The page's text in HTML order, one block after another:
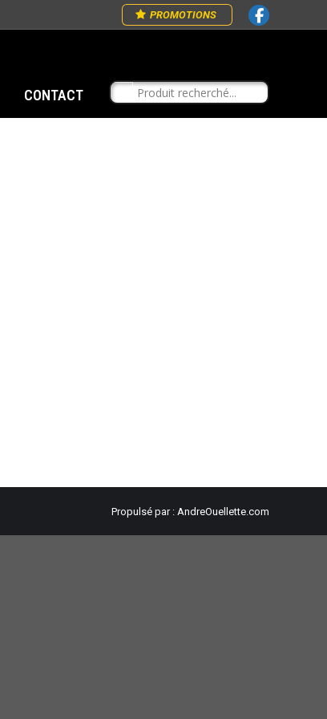
PROMOTIONS
CONTACT
Propulsé par : AndreOuellette.com